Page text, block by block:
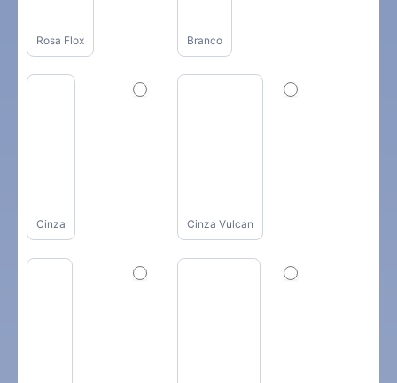
Rosa Flox Branco
Cinza Cinza Vulcan